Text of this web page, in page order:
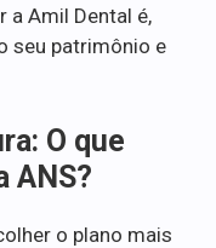
a Amil Dental é,
seu patrimônio e
O que
ANS?
o plano mais